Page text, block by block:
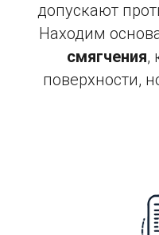
допускают
Находим
смягчения,
поверхности,